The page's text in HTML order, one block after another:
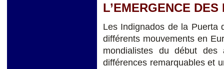
L’EMERGENCE
Les Indignados de la Puerta
différents mouvements en
mondialistes du début
différences remarquables et